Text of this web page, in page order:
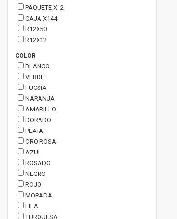
PAQUETE X12
CAJA X144
R12X50
R12X12
COLOR
BLANCO
VERDE
FUCSIA
NARANJA
AMARILLO
DORADO
PLATA
ORO ROSA
AZUL
ROSADO
NEGRO
ROJO
MORADA
LILA
TURQUESA